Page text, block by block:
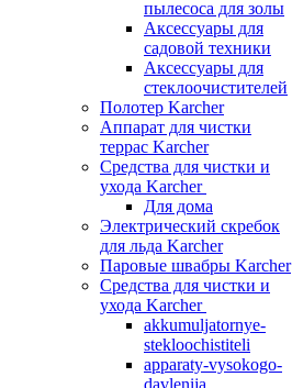
пылесоса для золы
Аксессуары для
садовой техники
Аксессуары для
стеклоочистителей
Полотер Karcher
Аппарат для чистки
террас Karcher
Средства для чистки и
ухода Karcher
Для дома
Электрический скребок
для льда Karcher
Паровые швабры Karcher
Средства для чистки и
ухода Karcher
akkumuljatornye-
stekloochistiteli
apparaty-vysokogo-
davlenija